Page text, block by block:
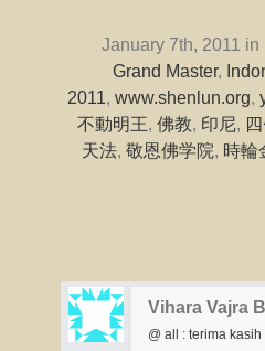
January 7th, 2011 in
Grand Master,
2011, www.shenlun.org,
不動明王, 佛教, 印尼,
天法, 敬恩佛学院, 時輪
Vihara Vajra
@ all : terima kasih